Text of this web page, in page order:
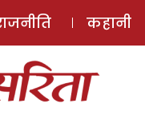
कहानी